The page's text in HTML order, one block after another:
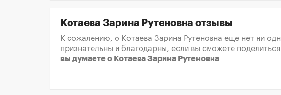
Котаева Зарина Рутеновна отзывы
К сожалению, о Котаева Зарина Рутеновна еще нет ни
признательны и благодарны, если вы сможете
вы думаете о Котаева Зарина Рутеновна